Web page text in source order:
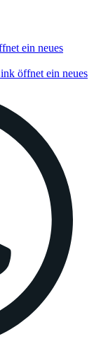
ein neues
öffnet ein neues